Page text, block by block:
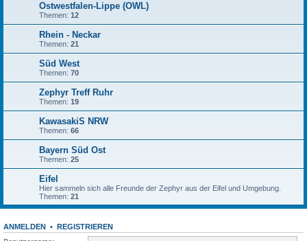
Ostwestfalen-Lippe (OWL)
Themen: 12
Rhein - Neckar
Themen: 21
Süd West
Themen: 70
Zephyr Treff Ruhr
Themen: 19
KawasakiS NRW
Themen: 66
Bayern Süd Ost
Themen: 25
Eifel
Hier sammeln sich alle Freunde der Zephyr aus der Eifel und Umgebung.
Themen: 21
ANMELDEN • REGISTRIEREN